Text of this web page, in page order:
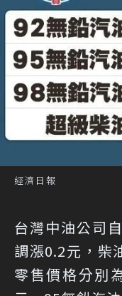
經濟日報
台灣中油公司
調漲0.2元，柴
零售價格分別